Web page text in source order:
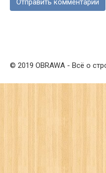
© 2019 OBRAWA - Всё о